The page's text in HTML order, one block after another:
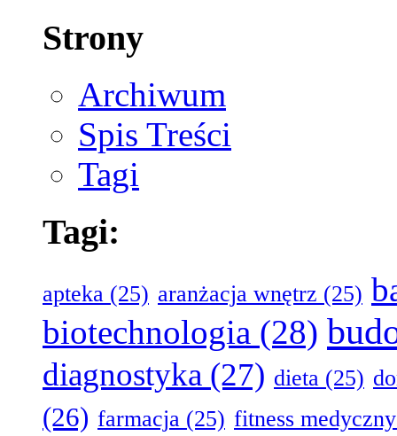
Strony
Archiwum
Spis Treści
Tagi
Tagi:
apteka (25) aranżacja wnętrz (25)
biotechnologia (28)
diagnostyka (27) dieta (25)
(26) farmacja (25) fitness medyczny